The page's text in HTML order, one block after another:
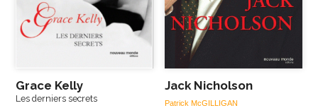
Grace Kelly
Les derniers secrets
Jack Nicholson
Patrick McGILLIGAN